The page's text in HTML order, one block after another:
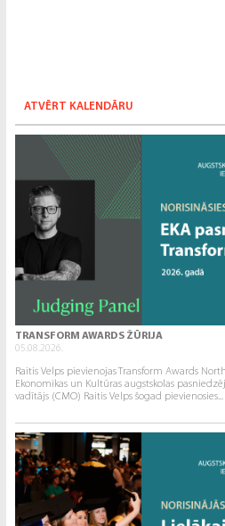
ATVĒRT KALENDĀRU
TRANSFORM AWARDS ŽŪRIJA
05.08.2026.
Raitis Velps pievienojas Transform Awards
Ekonomikas un Kultūras augstskolas
vadītājs (CMO) Raitis Velps šogad pievienosies...